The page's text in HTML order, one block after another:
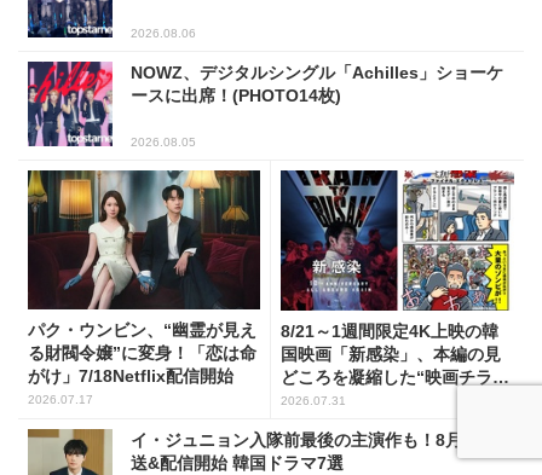
2026.08.06
NOWZ、デジタルシングル「Achilles」ショーケ
ースに出席！(PHOTO14枚)
2026.08.05
パク・ウンビン、“幽霊が見え
る財閥令嬢”に変身！「恋は命
がけ」7/18Netflix配信開始
2026.07.17
8/21～1週間限定4K上映の韓
国映画「新感染」、本編の見
どころを凝縮した“映画チラ見
せマンガ”を公開！
2026.07.31
イ・ジュニョン入隊前最後の主演作も！8月本国放
送&配信開始 韓国ドラマ7選